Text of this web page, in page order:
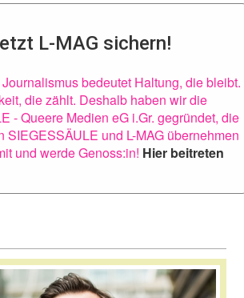
L-MAG sichern!
bedeutet Haltung, die bleibt.
die zählt. Deshalb haben wir die
- Queere Medien eG i.Gr. gegründet, die
SIEGESSÄULE und L-MAG übernehmen
und werde Genoss:in! Hier beitreten